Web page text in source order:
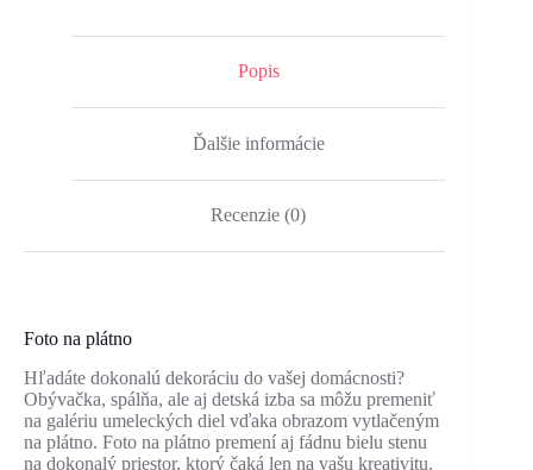
Popis
Ďalšie informácie
Recenzie (0)
Foto na plátno
Hľadáte dokonalú dekoráciu do vašej domácnosti?
Obývačka, spálňa, ale aj detská izba sa môžu premeniť
na galériu umeleckých diel vďaka obrazom vytlačeným
na plátno. Foto na plátno premení aj fádnu bielu stenu
na dokonalý priestor, ktorý čaká len na vašu kreativitu.